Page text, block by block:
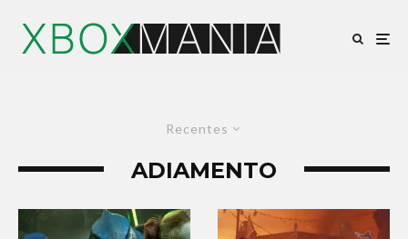
Recentes
ADIAMENTO